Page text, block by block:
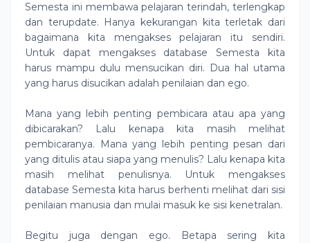
Semesta ini membawa pelajaran terindah, terlengkap
dan terupdate. Hanya kekurangan kita terletak dari
bagaimana kita mengakses pelajaran itu sendiri.
Untuk dapat mengakses database Semesta kita
harus mampu dulu mensucikan diri. Dua hal utama
yang harus disucikan adalah penilaian dan ego.
Mana yang lebih penting pembicara atau apa yang
dibicarakan? Lalu kenapa kita masih melihat
pembicaranya. Mana yang lebih penting pesan dari
yang ditulis atau siapa yang menulis? Lalu kenapa kita
masih melihat penulisnya. Untuk mengakses
database Semesta kita harus berhenti melihat dari sisi
penilaian manusia dan mulai masuk ke sisi kenetralan.
Begitu juga dengan ego. Betapa sering kita